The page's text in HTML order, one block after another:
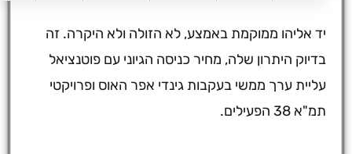
יד אליהו ממוקמת באמצע, לא הזולה ולא היקרה. זה
בדיוק היתרון שלה, מחיר כניסה הגיוני עם פוטנציאל
עליית ערך ממשי בעקבות גינדי אפר האוס ופרויקטי
תמ"א 38 הפעילים.